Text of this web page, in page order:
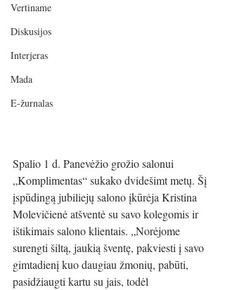
Vertiname
Diskusijos
Interjeras
Mada
E-žurnalas
Spalio 1 d. Panevėžio grožio salonui
„Komplimentas“ sukako dvidešimt metų. Šį
įspūdingą jubiliejų salono įkūrėja Kristina
Molevičienė atšventė su savo kolegomis ir
ištikimais salono klientais. „Norėjome
surengti šiltą, jaukią šventę, pakviesti į savo
gimtadienį kuo daugiau žmonių, pabūti,
pasidžiaugti kartu su jais, todėl